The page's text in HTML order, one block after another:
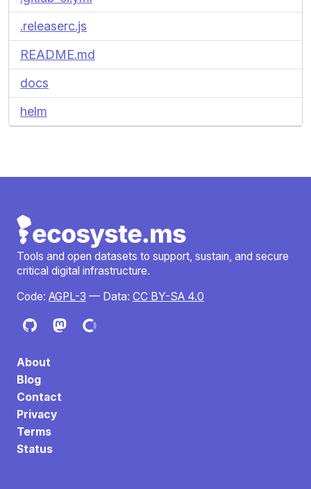
.releaserc.js
README.md
docs
helm
Tools and open datasets to support, sustain, and secure
critical digital infrastructure.
Code: AGPL-3 — Data: CC BY-SA 4.0
About
Blog
Contact
Privacy
Terms
Status